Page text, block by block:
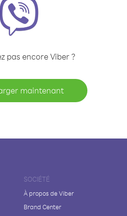
pas encore Viber ?
maintenant
SOCIÉTÉ
À propos de Viber
Brand Center